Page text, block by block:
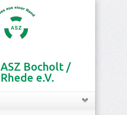
ASZ Bocholt /
Rhede e.V.